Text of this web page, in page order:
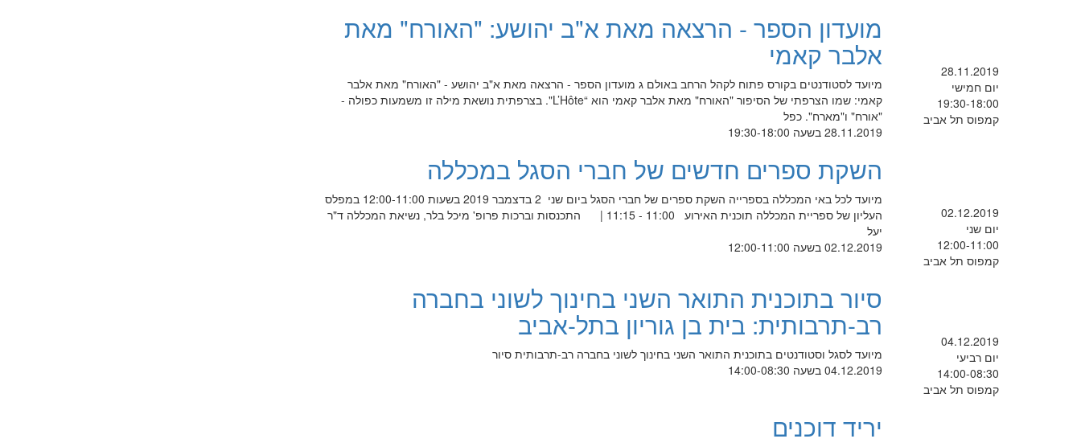
28.11.2019
יום חמישי
19:30-18:00
קמפוס תל אביב
מועדון הספר - הרצאה מאת א"ב יהושע: "האורח" מאת
אלבר קאמי
מיועד לסטודנטים בקורס פתוח לקהל הרחב באולם ג מועדון הספר - הרצאה מאת א"ב יהושע - "האורח" מאת אלבר
קאמי: שמו הצרפתי של הסיפור "האורח" מאת אלבר קאמי הוא “L’Hôte". בצרפתית נושאת מילה זו משמעות כפולה -
"אורח" ו"מארח". כפל
28.11.2019 בשעה 19:30-18:00
02.12.2019
יום שני
12:00-11:00
קמפוס תל אביב
השקת ספרים חדשים של חברי הסגל במכללה
מיועד לכל באי המכללה בספרייה השקת ספרים של חברי הסגל ביום שני 2 בדצמבר 2019 בשעות 12:00-11:00 במפלס
העליון של ספריית המכללה תוכנית האירוע 11:00 - 11:15 | התכנסות וברכות פרופ' מיכל בלר, נשיאת המכללה ד"ר
יעל
02.12.2019 בשעה 12:00-11:00
04.12.2019
יום רביעי
14:00-08:30
קמפוס תל אביב
סיור בתוכנית התואר השני בחינוך לשוני בחברה
רב-תרבותית: בית בן גוריון בתל-אביב
מיועד לסגל וסטודנטים בתוכנית התואר השני בחינוך לשוני בחברה רב-תרבותית סיור
04.12.2019 בשעה 14:00-08:30
יריד דוכנים